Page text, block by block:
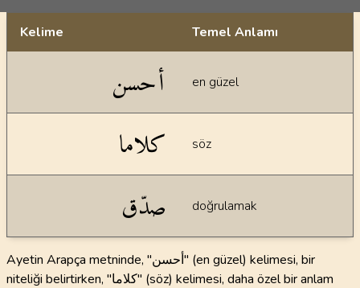
Kelime Temel Anlamı
أحسن en güzel
كلاما söz
صدّق doğrulamak
Ayetin Arapça metninde, "أحسن" (en güzel) kelimesi, bir
niteliği belirtirken, "كلاما" (söz) kelimesi, daha özel bir anlam